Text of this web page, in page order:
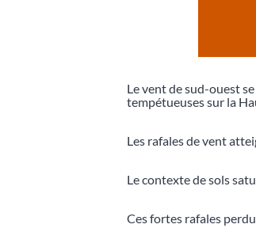
Le vent de sud-ouest
tempétueuses sur la
Les rafales de vent
Le contexte de sols
Ces fortes rafales